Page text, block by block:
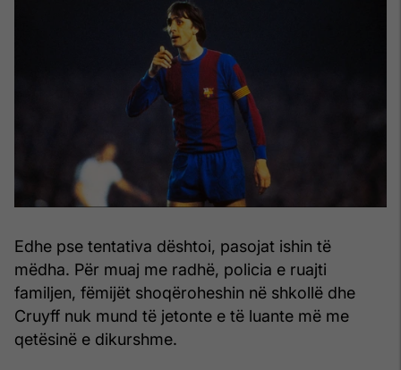
Edhe pse tentativa dështoi, pasojat ishin të
mëdha. Për muaj me radhë, policia e ruajti
familjen, fëmijët shoqëroheshin në shkollë dhe
Cruyff nuk mund të jetonte e të luante më me
qetësinë e dikurshme.